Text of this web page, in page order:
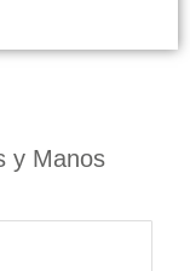
y Manos